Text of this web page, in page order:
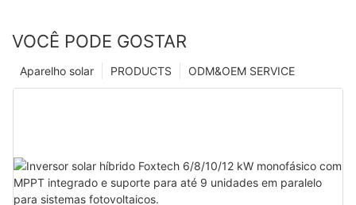
VOCÊ PODE GOSTAR
ODM&OEM SERVICE
PRODUCTS
Aparelho solar